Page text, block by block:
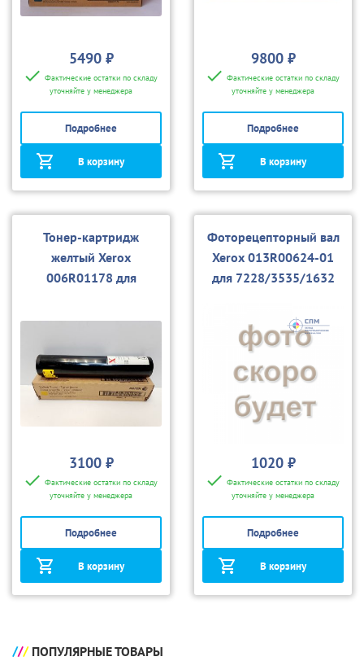
5490 ₽
Фактические остатки по складу
уточняйте у менеджера
Подробнее
В корзину
9800 ₽
Фактические остатки по складу
уточняйте у менеджера
Подробнее
В корзину
Тонер-картридж
желтый Xerox
006R01178 для
7335/7345
3100 ₽
Фактические остатки по складу
уточняйте у менеджера
Подробнее
В корзину
Фоторецепторный вал
Xerox 013R00624-01
для 7228/3535/1632
1020 ₽
Фактические остатки по складу
уточняйте у менеджера
Подробнее
В корзину
ПОПУЛЯРНЫЕ ТОВАРЫ